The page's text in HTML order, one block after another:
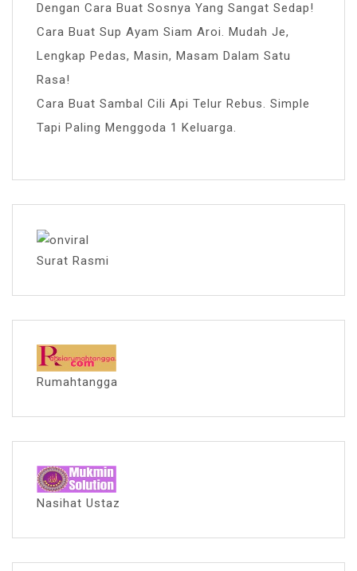
Dengan Cara Buat Sosnya Yang Sangat Sedap!
Cara Buat Sup Ayam Siam Aroi. Mudah Je,
Lengkap Pedas, Masin, Masam Dalam Satu
Rasa!
Cara Buat Sambal Cili Api Telur Rebus. Simple
Tapi Paling Menggoda 1 Keluarga.
Surat Rasmi
Rumahtangga
Nasihat Ustaz